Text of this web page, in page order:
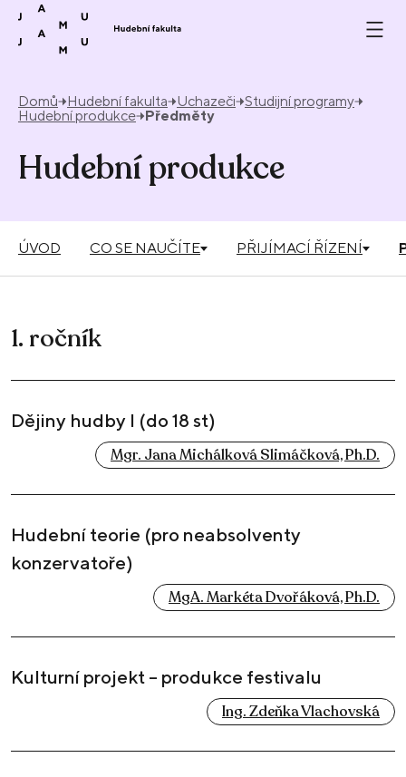
Přeskočit na obsah
Domů Hudební fakulta Uchazeči Studijní programy
Hudební produkce Předměty
Hudební produkce
ÚVOD CO SE NAUČÍTE PŘIJÍMACÍ ŘÍZENÍ
1. ročník
Dějiny hudby I (do 18 st)
Mgr. Jana Michálková Slimáčková, Ph.D.
Hudební teorie (pro neabsolventy
konzervatoře)
MgA. Markéta Dvořáková, Ph.D.
Kulturní projekt – produkce festivalu
Ing. Zdeňka Vlachovská